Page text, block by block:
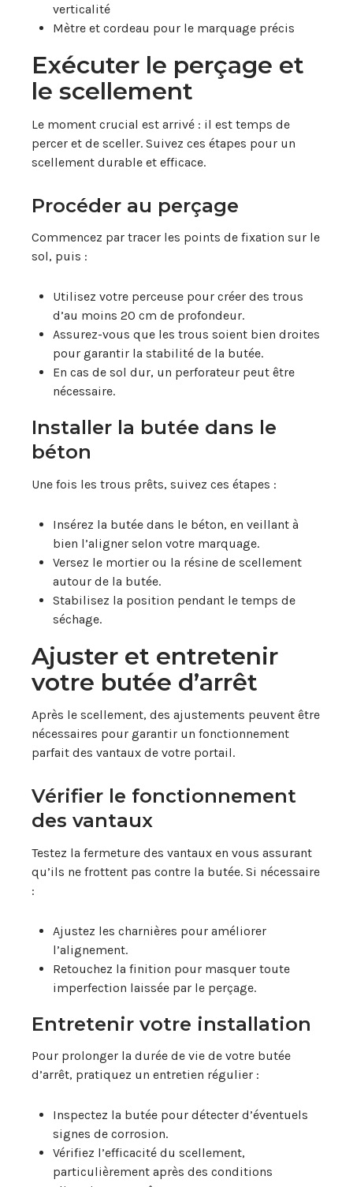
verticalité
Mètre et cordeau pour le marquage précis
Exécuter le perçage et
le scellement
Le moment crucial est arrivé : il est temps de
percer et de sceller. Suivez ces étapes pour un
scellement durable et efficace.
Procéder au perçage
Commencez par tracer les points de fixation sur le
sol, puis :
Utilisez votre perceuse pour créer des trous
d’au moins 20 cm de profondeur.
Assurez-vous que les trous soient bien droites
pour garantir la stabilité de la butée.
En cas de sol dur, un perforateur peut être
nécessaire.
Installer la butée dans le
béton
Une fois les trous prêts, suivez ces étapes :
Insérez la butée dans le béton, en veillant à
bien l’aligner selon votre marquage.
Versez le mortier ou la résine de scellement
autour de la butée.
Stabilisez la position pendant le temps de
séchage.
Ajuster et entretenir
votre butée d’arrêt
Après le scellement, des ajustements peuvent être
nécessaires pour garantir un fonctionnement
parfait des vantaux de votre portail.
Vérifier le fonctionnement
des vantaux
Testez la fermeture des vantaux en vous assurant
qu’ils ne frottent pas contre la butée. Si nécessaire
:
Ajustez les charnières pour améliorer
l’alignement.
Retouchez la finition pour masquer toute
imperfection laissée par le perçage.
Entretenir votre installation
Pour prolonger la durée de vie de votre butée
d’arrêt, pratiquez un entretien régulier :
Inspectez la butée pour détecter d’éventuels
signes de corrosion.
Vérifiez l’efficacité du scellement,
particulièrement après des conditions